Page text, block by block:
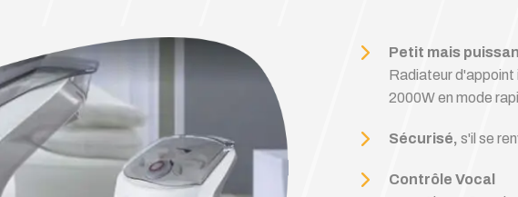
Petit mais
Radiateur d'appoint
2000W en mode
Sécurisé,s'il se
Contrôle Vocal